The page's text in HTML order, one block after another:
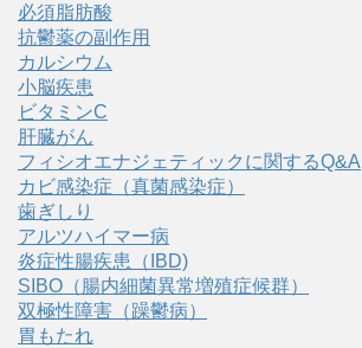
必須脂肪酸
抗鬱薬の副作用
カルシウム
小脳疾患
ビタミンC
肝臓がん
フィシオエナジェティックに関するQ&A
カビ感染症（真菌感染症）
歯ぎしり
アルツハイマー病
炎症性腸疾患（IBD)
SIBO（腸内細菌異常増殖症候群）
双極性障害（躁鬱病）
胃もたれ